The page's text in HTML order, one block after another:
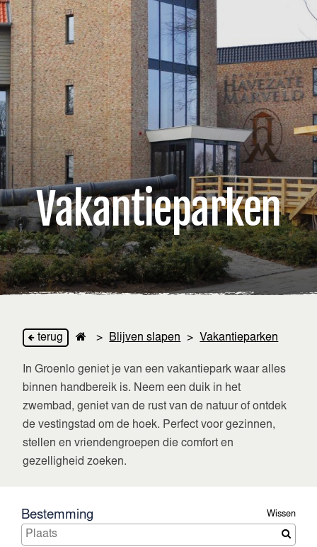
Vakantieparken
terug > Blijven slapen > Vakantieparken
In Groenlo geniet je van een vakantiepark waar alles
binnen handbereik is. Neem een duik in het
zwembad, geniet van de rust van de natuur of ontdek
de vestingstad om de hoek. Perfect voor gezinnen,
stellen en vriendengroepen die comfort en
gezelligheid zoeken.
Bestemming Wissen